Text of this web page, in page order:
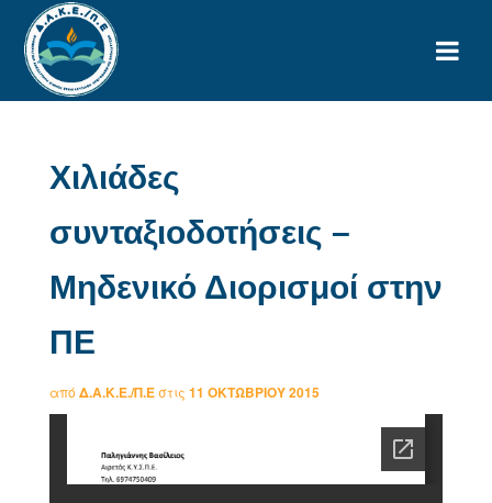
Χιλιάδες
συνταξιοδοτήσεις –
Μηδενικό Διορισμοί στην
ΠΕ
από Δ.Α.Κ.Ε./Π.Εστις 11 ΟΚΤΩΒΡΊΟΥ 2015